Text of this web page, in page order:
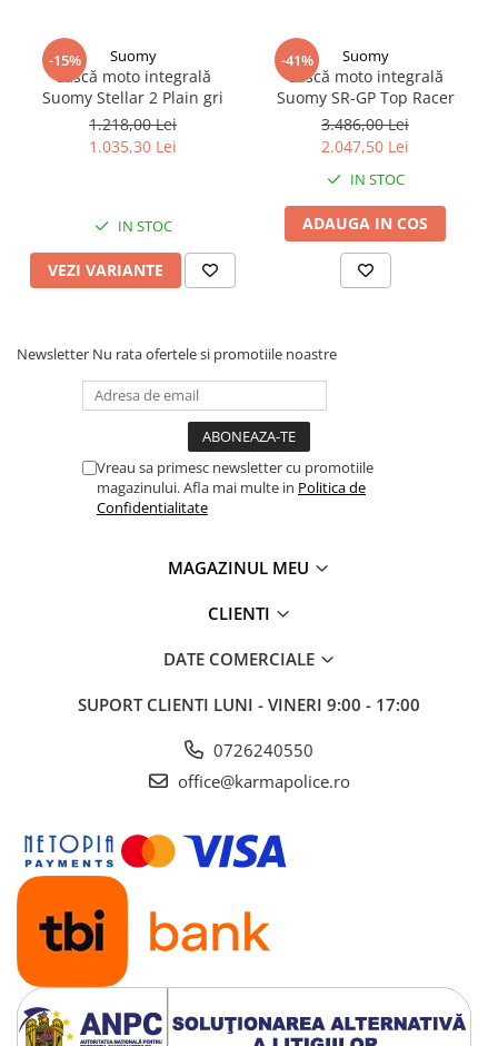
-15% Suomy
Cască moto integrală
Suomy Stellar 2 Plain gri
1.218,00 Lei
1.035,30 Lei
IN STOC
VEZI VARIANTE
-41% Suomy
Cască moto integrală
Suomy SR-GP Top Racer
3.486,00 Lei
2.047,50 Lei
IN STOC
ADAUGA IN COS
Newsletter Nu rata ofertele si promotiile noastre
Vreau sa primesc newsletter cu promotiile
magazinului. Afla mai multe in Politica de
Confidentialitate
MAGAZINUL MEU
CLIENTI
DATE COMERCIALE
SUPORT CLIENTI LUNI - VINERI 9:00 - 17:00
0726240550
office@karmapolice.ro